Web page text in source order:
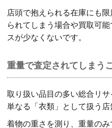
店頭で抱えられる在庫にも
られてしまう場合や買取可
スが少なくないです。
重量で査定されてしまう
取り扱い品目の多い総合リ
単なる「衣類」として扱う店
着物の重さを測り、重量の